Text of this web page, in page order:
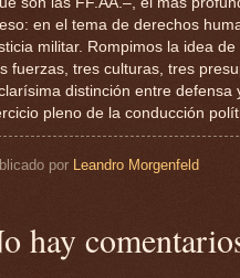
en el tema de derechos
militar. Rompimos la idea
fuerzas, tres culturas, tres
distinción entre
pleno de la conducción
por Leandro Morgenfeld
hay